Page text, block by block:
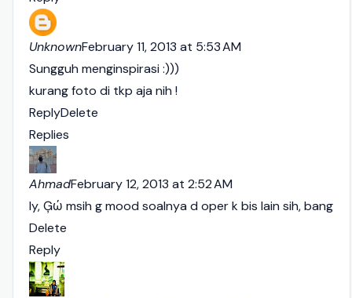
UnknownFebruary 11, 2013 at 5:53 AM
Sungguh menginspirasi :)))
kurang foto di tkp aja nih !
ReplyDelete
Replies
AhmadFebruary 12, 2013 at 2:52 AM
Iy, Ģώ msih g mood soalnya d oper k bis lain sih, bang
Delete
Reply